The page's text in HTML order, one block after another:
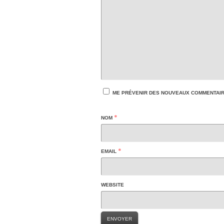
ME PRÉVENIR DES NOUVEAUX
NOM *
EMAIL *
WEBSITE